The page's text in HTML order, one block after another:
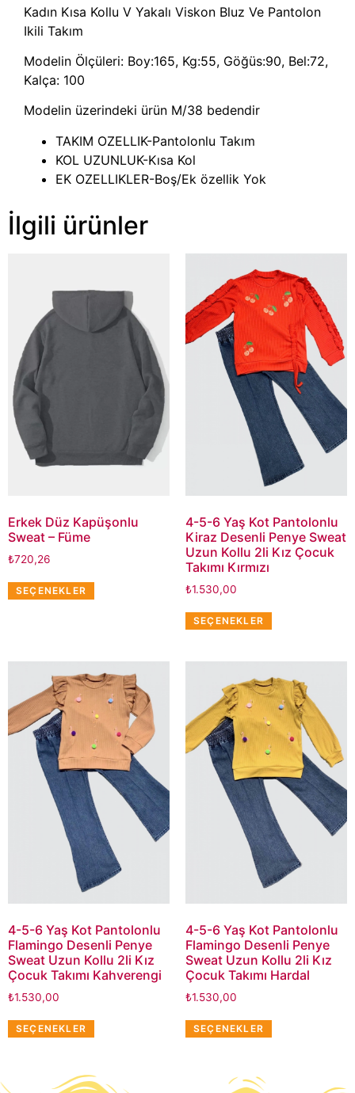
Kadın Kısa Kollu V Yakalı Viskon Bluz Ve Pantolon
Ikili Takım
Modelin Ölçüleri: Boy:165, Kg:55, Göğüs:90, Bel:72,
Kalça: 100
Modelin üzerindeki ürün M/38 bedendir
TAKIM OZELLIK-Pantolonlu Takım
KOL UZUNLUK-Kısa Kol
EK OZELLIKLER-Boş/Ek özellik Yok
İlgili ürünler
Erkek Düz Kapüşonlu
Sweat – Füme
₺720,26
SEÇENEKLER
4-5-6 Yaş Kot Pantolonlu
Kiraz Desenli Penye Sweat
Uzun Kollu 2li Kız Çocuk
Takımı Kırmızı
₺1.530,00
SEÇENEKLER
4-5-6 Yaş Kot Pantolonlu
Flamingo Desenli Penye
Sweat Uzun Kollu 2li Kız
Çocuk Takımı Kahverengi
₺1.530,00
SEÇENEKLER
4-5-6 Yaş Kot Pantolonlu
Flamingo Desenli Penye
Sweat Uzun Kollu 2li Kız
Çocuk Takımı Hardal
₺1.530,00
SEÇENEKLER